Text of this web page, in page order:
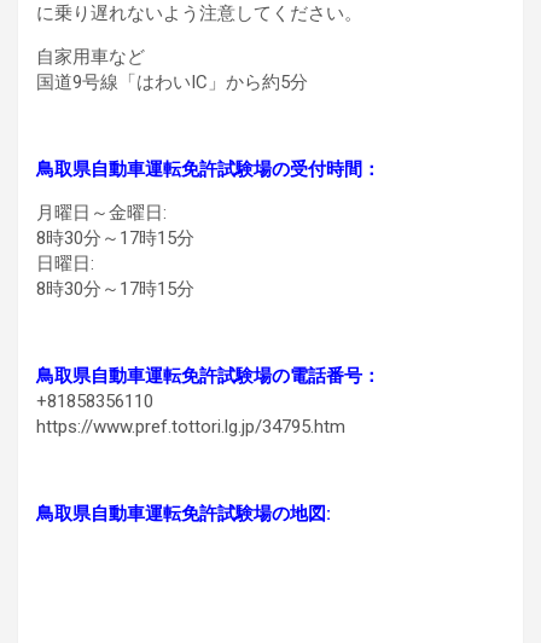
に乗り遅れないよう注意してください。
自家用車など
国道9号線「はわいIC」から約5分
鳥取県自動車運転免許試験場の受付時間：
月曜日～金曜日:
8時30分～17時15分
日曜日:
8時30分～17時15分
鳥取県自動車運転免許試験場の電話番号：
+81858356110
https://www.pref.tottori.lg.jp/34795.htm
鳥取県自動車運転免許試験場の地図: